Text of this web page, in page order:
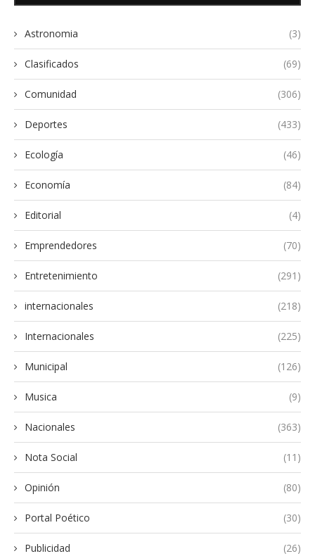
Astronomia (3)
Clasificados (69)
Comunidad (306)
Deportes (433)
Ecología (46)
Economía (84)
Editorial (4)
Emprendedores (70)
Entretenimiento (291)
internacionales (218)
Internacionales (225)
Municipal (126)
Musica (9)
Nacionales (363)
Nota Social (11)
Opinión (80)
Portal Poético (30)
Publicidad (26)